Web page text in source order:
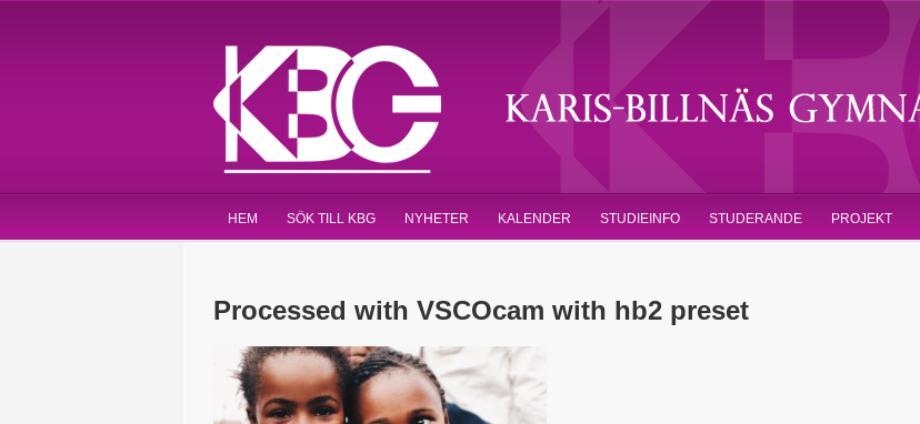
HEM SÖK TILL KBG NYHETER KALENDER STUDIEINFO STUDERANDE PROJEKT
Processed with VSCOcam with hb2 preset